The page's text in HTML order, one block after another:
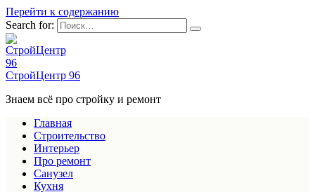
Перейти к содержанию
Search for:
СтройЦентр 96
Знаем всё про стройку и ремонт
Главная
Строительство
Интерьер
Про ремонт
Санузел
Кухня